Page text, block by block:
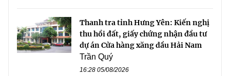
Thanh tra tỉnh Hưng Yên: Kiến nghị
thu hồi đất, giấy chứng nhận đầu tư
dự án Cửa hàng xăng dầu Hải Nam
Trần Quý
16:28 05/08/2026